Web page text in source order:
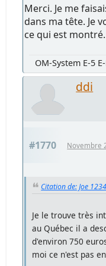
Merci. Je me
dans ma tête. Je
ce qui est montré.
OM-System E-5
ddi
#1770 Novembre
Citation de: Joe
Je le trouve très
au Québec il a
d'environ 750
moi ce n'est pas